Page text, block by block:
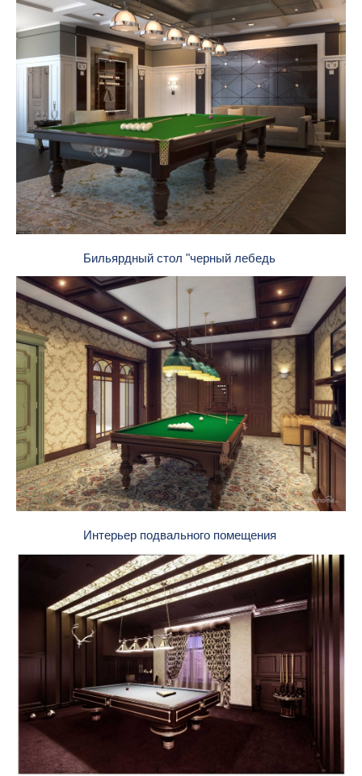
Бильярдный стол "черный лебедь
Интерьер подвального помещения